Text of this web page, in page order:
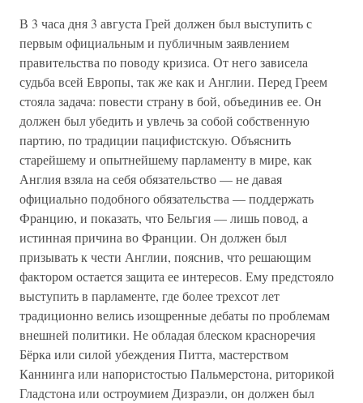
В 3 часа дня 3 августа Грей должен был выступить с
первым официальным и публичным заявлением
правительства по поводу кризиса. От него зависела
судьба всей Европы, так же как и Англии. Перед Греем
стояла задача: повести страну в бой, объединив ее. Он
должен был убедить и увлечь за собой собственную
партию, по традиции пацифистскую. Объяснить
старейшему и опытнейшему парламенту в мире, как
Англия взяла на себя обязательство — не давая
официально подобного обязательства — поддержать
Францию, и показать, что Бельгия — лишь повод, а
истинная причина во Франции. Он должен был
призывать к чести Англии, пояснив, что решающим
фактором остается защита ее интересов. Ему предстояло
выступить в парламенте, где более трехсот лет
традиционно велись изощренные дебаты по проблемам
внешней политики. Не обладая блеском красноречия
Бёрка или силой убеждения Питта, мастерством
Каннинга или напористостью Пальмерстона, риторикой
Гладстона или остроумием Дизраэли, он должен был